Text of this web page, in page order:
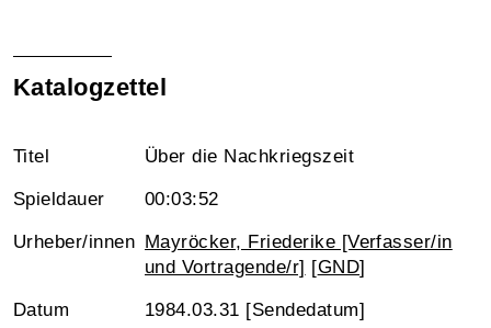
Katalogzettel
Titel Über die Nachkriegszeit
Spieldauer 00:03:52
Urheber/innen Mayröcker, Friederike [Verfasser/in
und Vortragende/r] [GND]
Datum 1984.03.31 [Sendedatum]